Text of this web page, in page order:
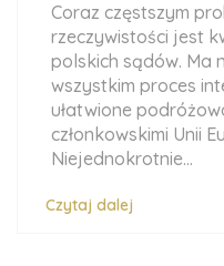
Coraz częstszym
rzeczywistości jest
polskich sądów. Ma
wszystkim proces
ułatwione
członkowskimi Unii
Niejednokrotnie...
Czytaj dalej